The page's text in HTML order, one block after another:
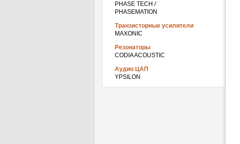
PHASE TECH /
PHASEMATION
Транзисторные усилители
MAXONIC
Резонаторы
CODIA ACOUSTIC
Аудио ЦАП
YPSILON